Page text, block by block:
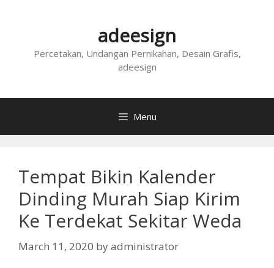
adeesign
Percetakan, Undangan Pernikahan, Desain Grafis,
adeesign
Menu
Tempat Bikin Kalender
Dinding Murah Siap Kirim
Ke Terdekat Sekitar Weda
March 11, 2020 byadministrator